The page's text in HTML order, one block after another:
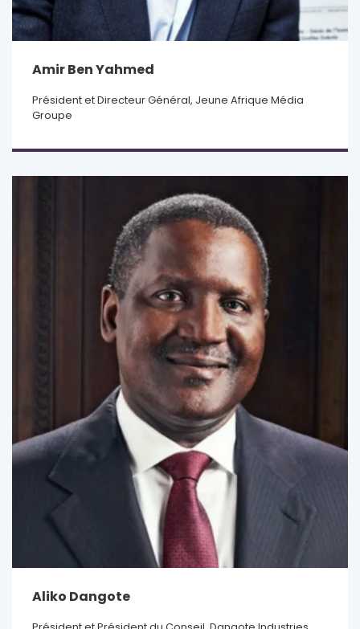
Amir Ben Yahmed
Président et Directeur Général, Jeune Afrique Média
Groupe
Aliko Dangote